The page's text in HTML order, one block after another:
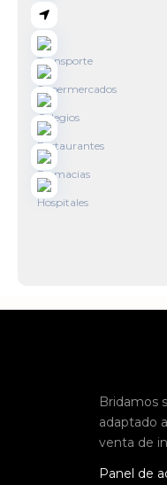
Bridamos
adaptado
venta de
Panel de